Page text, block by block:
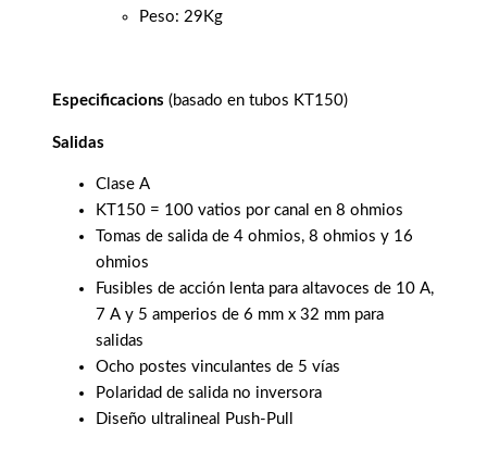
Peso: 29Kg
Especificacions (basado en tubos KT150)
Salidas
Clase A
KT150 = 100 vatios por canal en 8 ohmios
Tomas de salida de 4 ohmios, 8 ohmios y 16
ohmios
Fusibles de acción lenta para altavoces de 10 A,
7 A y 5 amperios de 6 mm x 32 mm para
salidas
Ocho postes vinculantes de 5 vías
Polaridad de salida no inversora
Diseño ultralineal Push-Pull